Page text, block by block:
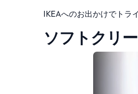
IKEAへのお出かけでトラ
ソフトクリ